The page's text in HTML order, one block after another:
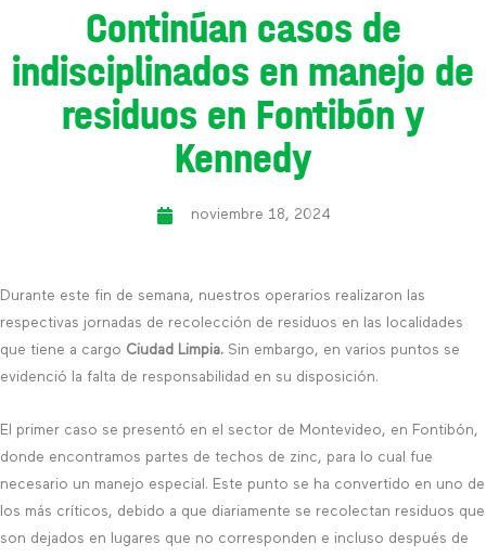
Continúan casos de
indisciplinados en manejo de
residuos en Fontibón y
Kennedy
noviembre 18, 2024
Durante este fin de semana, nuestros operarios realizaron las
respectivas jornadas de recolección de residuos en las localidades
que tiene a cargo Ciudad Limpia. Sin embargo, en varios puntos se
evidenció la falta de responsabilidad en su disposición.
El primer caso se presentó en el sector de Montevideo, en Fontibón,
donde encontramos partes de techos de zinc, para lo cual fue
necesario un manejo especial. Este punto se ha convertido en uno de
los más críticos, debido a que diariamente se recolectan residuos que
son dejados en lugares que no corresponden e incluso después de